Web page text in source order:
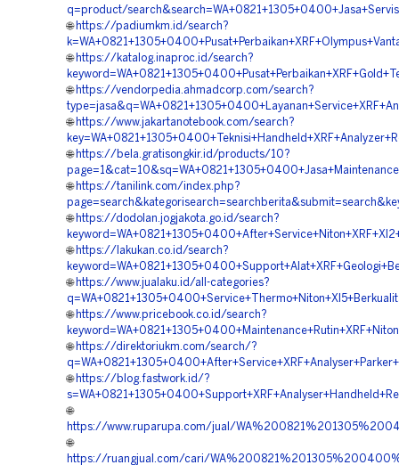
q=product/
🌐 https://padiumkm.id/search?
🌐 https://katalog.inaproc.id/search?
🌐 https://vendorpedia.ahmadcorp.com/search?
🌐 https://www.jakartanotebook.com/search?
🌐 https://bela.gratisongkir.id/products/10?
🌐 https://tanilink.com/index.php?
🌐 https://dodolan.jogjakota.go.id/search?
🌐 https://lakukan.co.id/search?
🌐 https://www.jualaku.id/all-categories?
🌐 https://www.pricebook.co.id/search?
🌐 https://direktoriukm.com/search/?
🌐 https://blog.fastwork.id/?
🌐
https://www.ruparupa.com/jual/
🌐
https://ruangjual.com/cari/